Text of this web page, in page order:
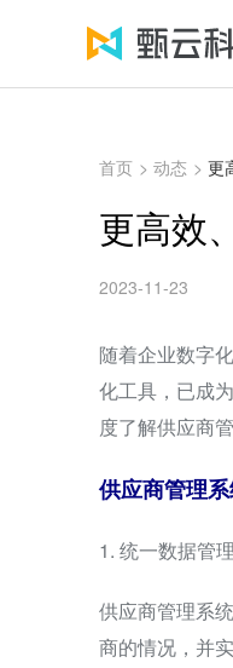
首页 > 动态 > 更
更高效
2023-11-23
随着企业数字
化工具，已成
度了解供应商
供应商管理
1. 统一数据管理
供应商管理系
商的情况，并